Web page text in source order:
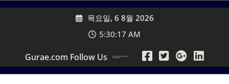
Skip
목요일, 6 8월 2026
5:30:19 AM
Gurae.com Follow Us